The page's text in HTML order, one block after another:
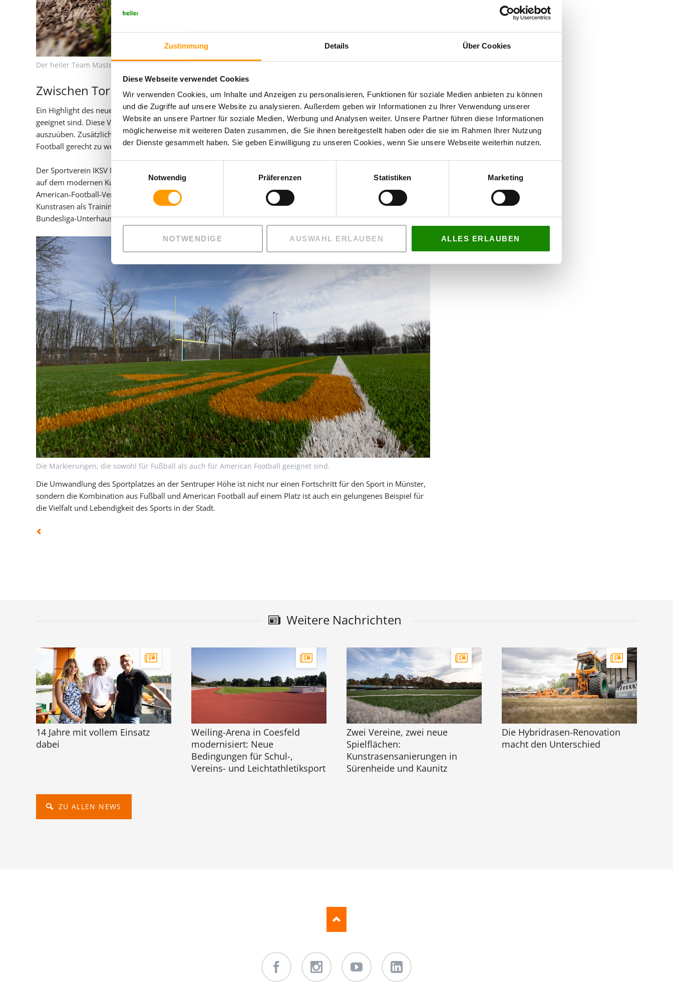
Zustimmung Details Über Cookies
Diese Webseite verwendet Cookies
Wir verwenden Cookies, um Inhalte und Anzeigen zu personalisieren, Funktionen für soziale Medien anbieten zu können
und die Zugriffe auf unsere Website zu analysieren. Außerdem geben wir Informationen zu Ihrer Verwendung unserer
Website an unsere Partner für soziale Medien, Werbung und Analysen weiter. Unsere Partner führen diese Informationen
möglicherweise mit weiteren Daten zusammen, die Sie ihnen bereitgestellt haben oder die sie im Rahmen Ihrer Nutzung
der Dienste gesammelt haben. Sie geben Einwilligung zu unseren Cookies, wenn Sie unsere Webseite weiterhin nutzen.
Einwilligungsauswahl
Notwendig
Präferenzen Statistiken Marketing
NOTWENDIGE AUSWAHL ERLAUBEN ALLES ERLAUBEN
Der heiler Team Master 40/150 mit Kork-Infill.
Zwischen Tor und Touchdown
Ein Highlight des neuen Kunstrasens sind die Markierungen, die sowohl für Fußball als auch für American Football
geeignet sind. Diese Vielseitigkeit eröffnet den Sportlern die Möglichkeit, auf einem einzigen Platz beide Sportarten
auszuüben. Zusätzlich wurden Football Fieldgoals installiert, um den Anforderungen und Standards des American
Football gerecht zu werden.
Der Sportverein IKSV Münster kann sich über den neu gestalteten Platz freuen und seine Fußball-Ligaspiele nun
auf dem modernen Kunstrasen austragen. Parallel dazu haben auch die Münster Blackhawks, ein professioneller
American-Football-Verein, der im letzten Jahr aus der German Football League 2 abgestiegen ist, den neuen
Kunstrasen als Trainingsplatz auserkoren. Der ambitionierte Zweitliga-Absteiger will mittelfristig zurück ins
Bundesliga-Unterhaus.
Die Markierungen, die sowohl für Fußball als auch für American Football geeignet sind.
Die Umwandlung des Sportplatzes an der Sentruper Höhe ist nicht nur einen Fortschritt für den Sport in Münster,
sondern die Kombination aus Fußball und American Football auf einem Platz ist auch ein gelungenes Beispiel für
die Vielfalt und Lebendigkeit des Sports in der Stadt.
Weitere Nachrichten
14 Jahre mit vollem Einsatz
dabei
Weiling-Arena in Coesfeld
modernisiert: Neue
Bedingungen für Schul-,
Vereins- und Leichtathletiksport
Zwei Vereine, zwei neue
Spielflächen:
Kunstrasensanierungen in
Sürenheide und Kaunitz
Die Hybridrasen-Renovation
macht den Unterschied
ZU ALLEN NEWS